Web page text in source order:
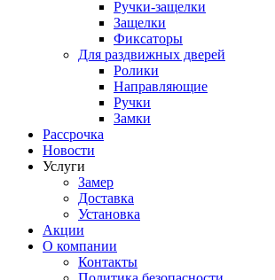
Ручки-защелки
Защелки
Фиксаторы
Для раздвижных дверей
Ролики
Направляющие
Ручки
Замки
Рассрочка
Новости
Услуги
Замер
Доставка
Установка
Акции
О компании
Контакты